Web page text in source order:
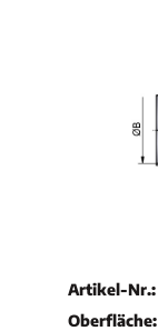
Artikel-Nr.:
Oberfläche: